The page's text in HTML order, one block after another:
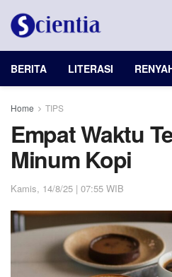
BERITA LITERASI
Home TIPS
Empat Waktu
Minum Kopi
Kamis, 14/8/25 | 07:55 WIB